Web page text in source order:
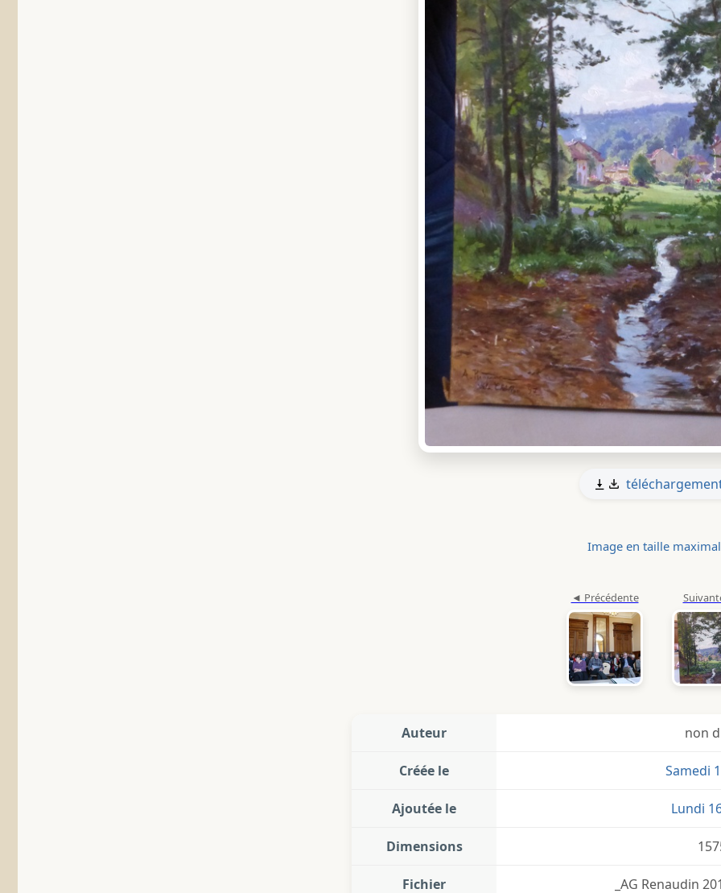
Image en taille
Auteur non
Créée le Samedi
Ajoutée le Lundi
Dimensions
Fichier _AG Renaudin